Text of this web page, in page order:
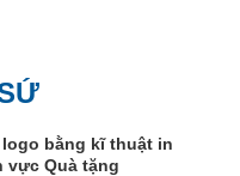
bằng kĩ thuật in
Quà tặng